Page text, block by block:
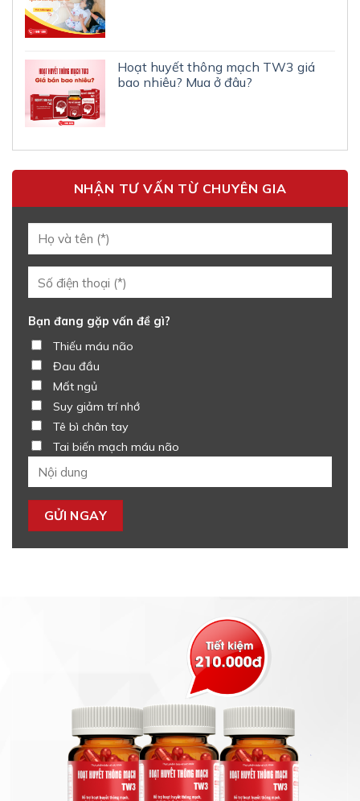
Hoạt huyết thông mạch TW3 giá
bao nhiêu? Mua ở đâu?
NHẬN TƯ VẤN TỪ CHUYÊN GIA
Bạn đang gặp vấn đề gì?
Thiếu máu não
Đau đầu
Mất ngủ
Suy giảm trí nhớ
Tê bì chân tay
Tai biến mạch máu não